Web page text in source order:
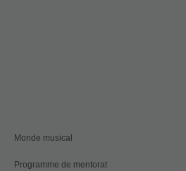
Monde musical
Programme de mentorat